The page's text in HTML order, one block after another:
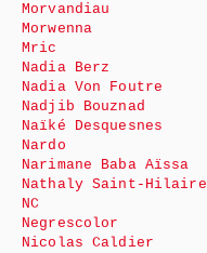
Morvandiau
Morwenna
Mric
Nadia Berz
Nadia Von Foutre
Nadjib Bouznad
Naïké Desquesnes
Nardo
Narimane Baba Aïssa
Nathaly Saint-Hilaire
NC
Negrescolor
Nicolas Caldier